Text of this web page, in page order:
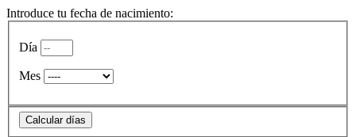
Introduce tu fecha de nacimiento:
Día
Mes